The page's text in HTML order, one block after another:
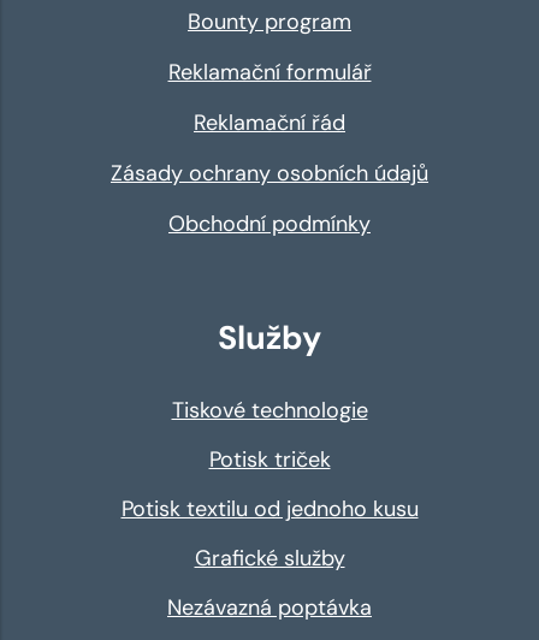
Bounty program
Reklamační formulář
Reklamační řád
Zásady ochrany osobních údajů
Obchodní podmínky
Služby
Tiskové technologie
Potisk triček
Potisk textilu od jednoho kusu
Grafické služby
Nezávazná poptávka